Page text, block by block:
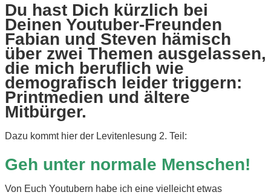
Du hast Dich kürzlich bei
Deinen Youtuber-Freunden
Fabian und Steven hämisch
über zwei Themen ausgelassen,
die mich beruflich wie
demografisch leider triggern:
Printmedien und ältere
Mitbürger.
Dazu kommt hier der Levitenlesung 2. Teil:
Geh unter normale Menschen!
Von Euch Youtubern habe ich eine vielleicht etwas